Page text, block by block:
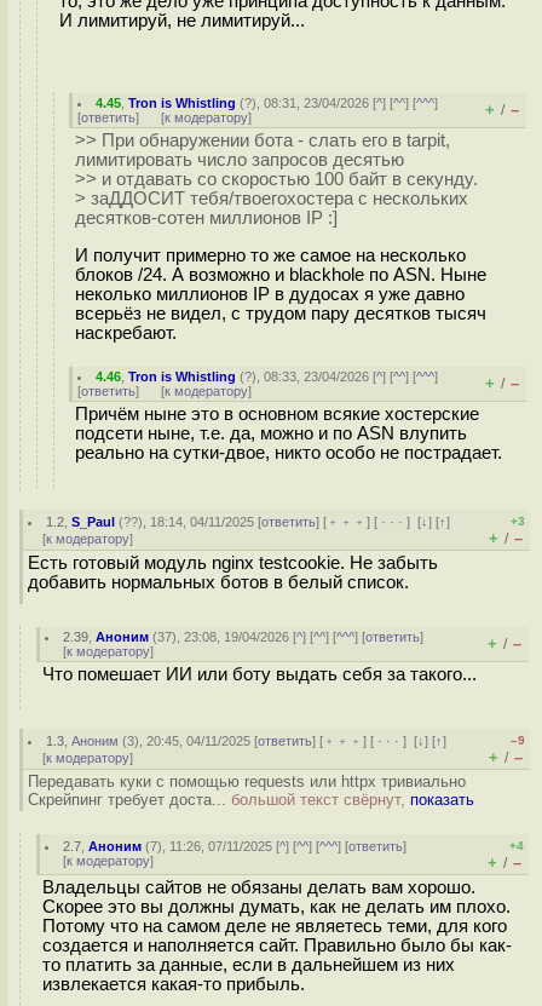
И лимитируй, не лимитируй...
4.45 ,Tron is Whistling (?), 08:31, 23/04/2026 [^] [^^] [^^^]
[ответить] [к модератору] + / –
>> При обнаружении бота - слать его в tarpit,
лимитировать число запросов десятью
>> и отдавать со скоростью 100 байт в секунду.
> заДДОСИТ тебя/твоегохостера с нескольких
десятков-сотен миллионов IP :]
И получит примерно то же самое на несколько
блоков /24. А возможно и blackhole по ASN. Ныне
неколько миллионов IP в дудосах я уже давно
всерьёз не видел, с трудом пару десятков тысяч
наскребают.
4.46 ,Tron is Whistling (?), 08:33, 23/04/2026 [^] [^^] [^^^]
[ответить] [к модератору] + / –
Причём ныне это в основном всякие хостерские
подсети ныне, т.е. да, можно и по ASN влупить
реально на сутки-двое, никто особо не пострадает.
1.2 ,S_Paul (??), 18:14, 04/11/2025 [ответить] [ ﹢﹢﹢] [ · · ·][↓] [↑]
[к модератору]
+3
+ / –
Есть готовый модуль nginx testcookie. Не забыть
добавить нормальных ботов в белый список.
2.39 ,Аноним (37), 23:08, 19/04/2026 [^] [^^] [^^^] [ответить]
[к модератору] + / –
Что помешает ИИ или боту выдать себя за такого...
1.3 ,Аноним (3), 20:45, 04/11/2025 [ответить] [ ﹢﹢﹢] [ · · ·][↓] [↑]
[к модератору]
–9
+ / –
Передавать куки с помощью requests или httpx тривиально
Скрейпинг требует доста... большой текст свёрнут, показать
2.7 ,Аноним (7), 11:26, 07/11/2025 [^] [^^] [^^^] [ответить]
[к модератору]
+4
+ / –
Владельцы сайтов не обязаны делать вам хорошо.
Скорее это вы должны думать, как не делать им плохо.
Потому что на самом деле не являетесь теми, для кого
создается и наполняется сайт. Правильно было бы как-
то платить за данные, если в дальнейшем из них
извлекается какая-то прибыль.